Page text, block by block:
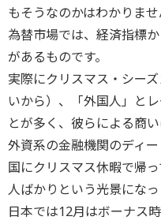
もそうなのかはわかりませ
為替市場では、経済指標
があるものです。
実際にクリスマス・シー
いから）、「外国人」と
とが多く、彼らによる商
外資系の金融機関のディ
国にクリスマス休暇で帰
人ばかりという光景になっ
日本では12月はボーナス